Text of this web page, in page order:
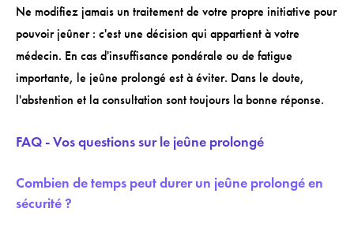
Ne modifiez jamais un traitement de votre propre initiative pour
pouvoir jeûner : c'est une décision qui appartient à votre
médecin. En cas d'insuffisance pondérale ou de fatigue
importante, le jeûne prolongé est à éviter. Dans le doute,
l'abstention et la consultation sont toujours la bonne réponse.
FAQ - Vos questions sur le jeûne prolongé
Combien de temps peut durer un jeûne prolongé en
sécurité ?